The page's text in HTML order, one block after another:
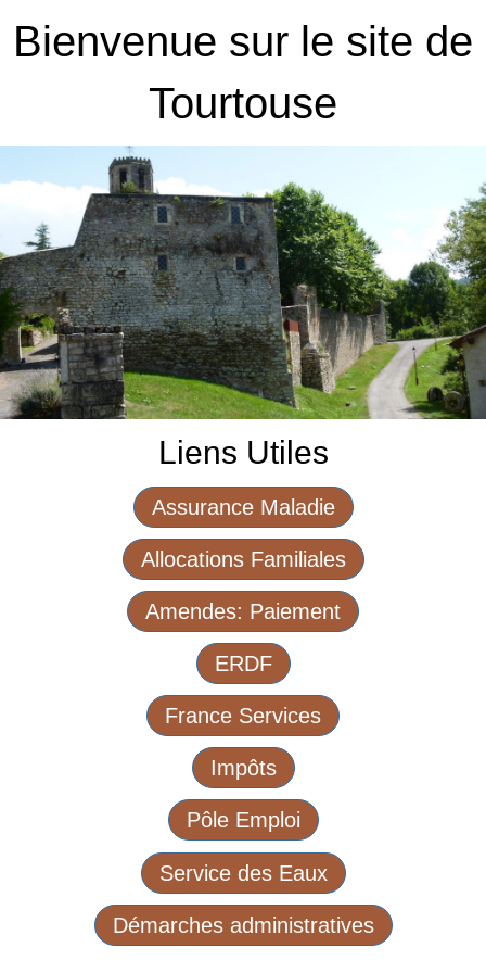
Bienvenue sur le site de
Tourtouse
Liens Utiles
Assurance Maladie
Allocations Familiales
Amendes: Paiement
ERDF
France Services
Impôts
Pôle Emploi
Service des Eaux
Démarches administratives